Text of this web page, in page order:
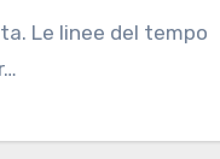
Le linee del tempo